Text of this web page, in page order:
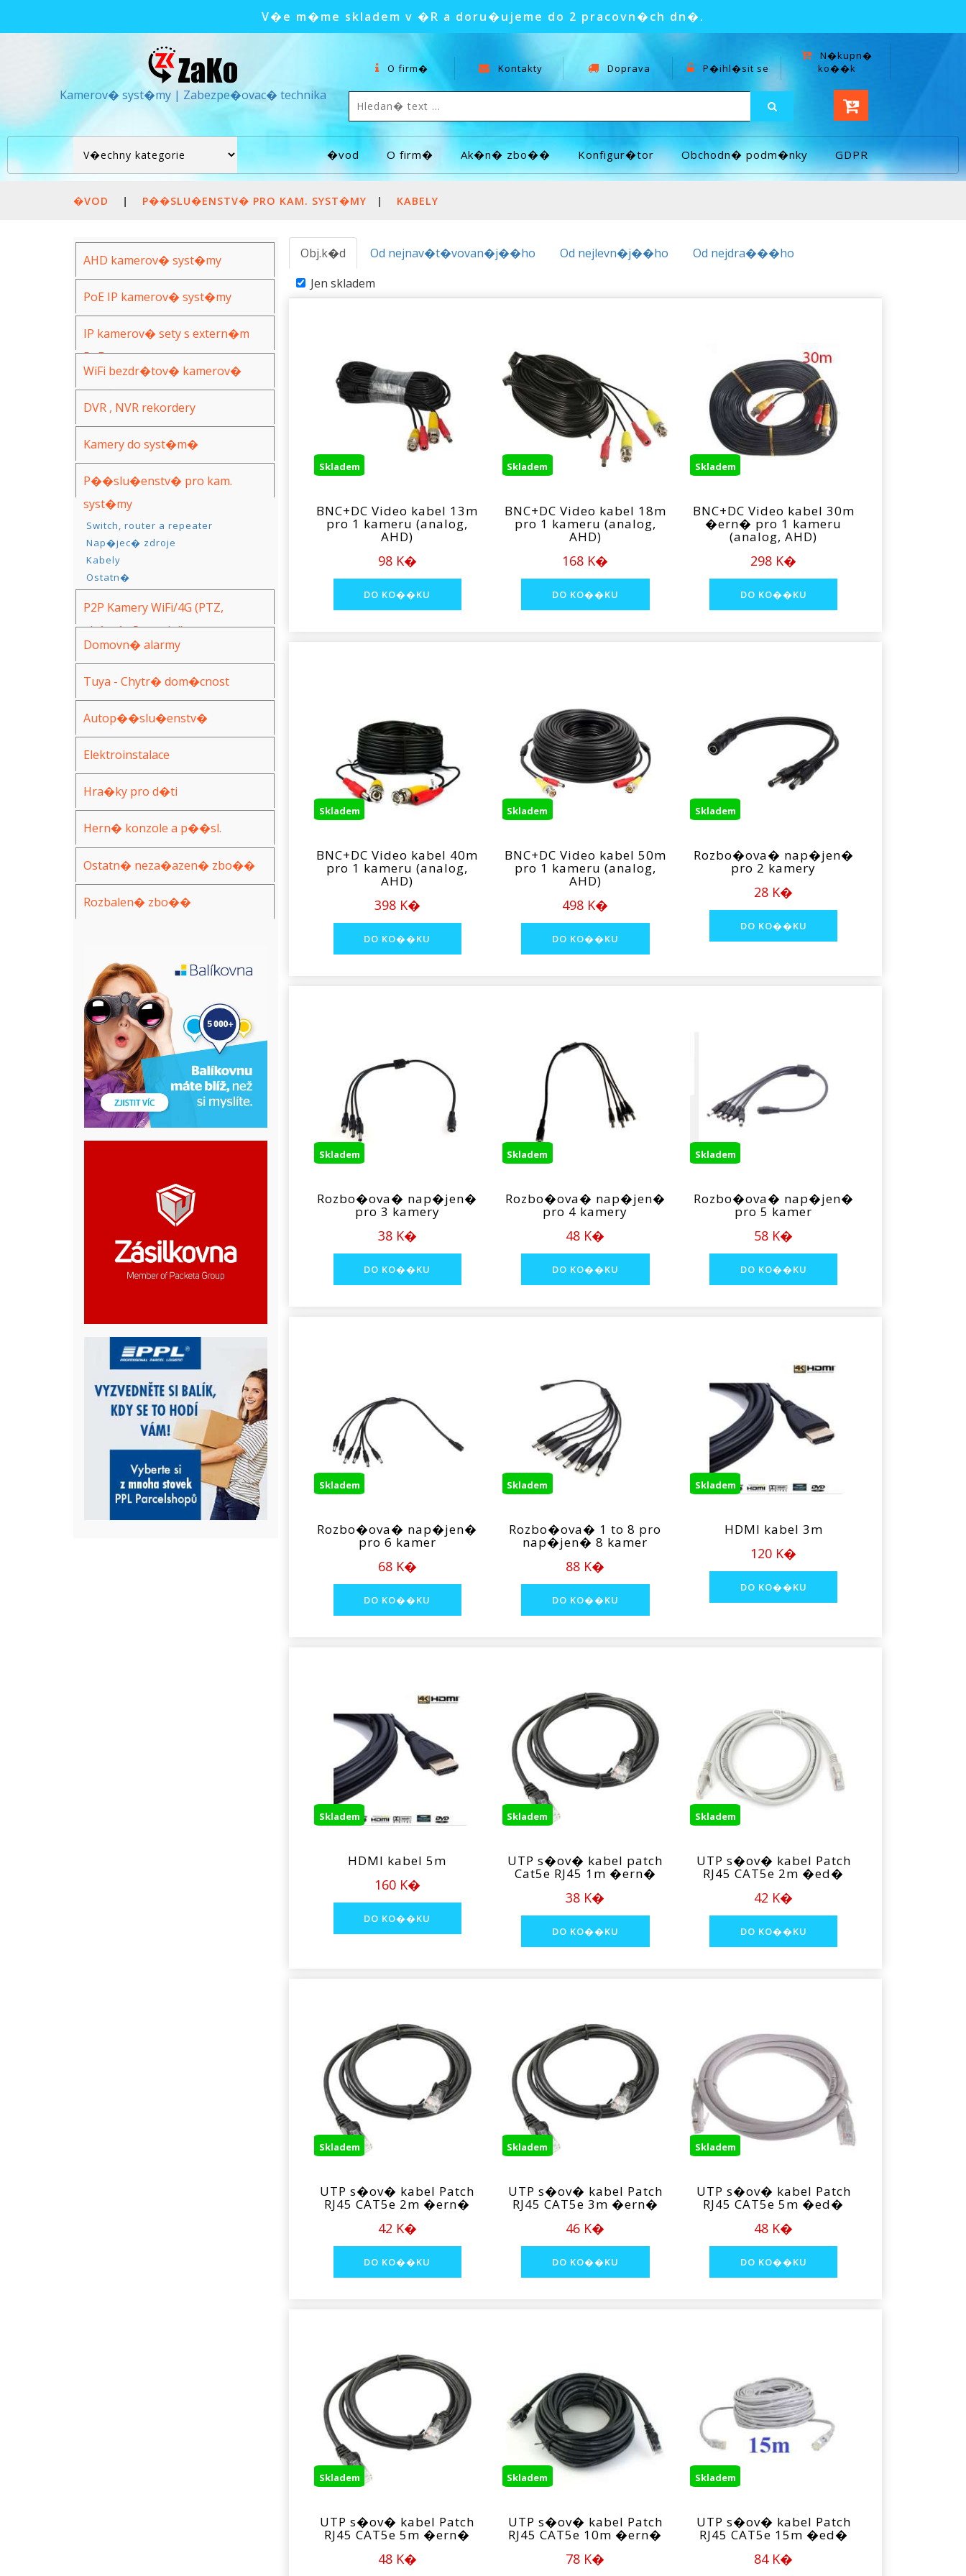
V�e m�me skladem v �R a doru�ujeme do 2 pracovn�ch dn�.
Kamerov� syst�my | Zabezpe�ovac� technika
O firm� Kontakty Doprava P�ihl�sit se
N�kupn�
ko��k
�vod O firm� Ak�n� zbo�� Konfigur�tor Obchodn� podm�nky GDPR
�VOD | P��SLU�ENSTV� PRO KAM. SYST�MY | KABELY
AHD kamerov� syst�my
PoE IP kamerov� syst�my
IP kamerov� sety s extern�m
PoE
WiFi bezdr�tov� kamerov�
syst�my
DVR , NVR rekordery
Kamery do syst�m�
(AHD,IP,WiFi)
P��slu�enstv� pro kam.
syst�my
Pevn� disky a ulo�i�t�
Switch, router a repeater
Nap�jec� zdroje
Kabely
Ostatn�
P2P Kamery WiFi/4G (PTZ,
ak�n�, Spy, mini)
Domovn� alarmy
Tuya - Chytr� dom�cnost
Autop��slu�enstv�
Elektroinstalace
Hra�ky pro d�ti
Hern� konzole a p��sl.
Ostatn� neza�azen� zbo��
Rozbalen� zbo��
Obj.k�d Od nejnav�t�vovan�j��ho Od nejlevn�j��ho
Od nejdra���ho
Jen skladem
Skladem
BNC+DC Video kabel 13m
pro 1 kameru (analog,
AHD)
98 K�
Skladem
BNC+DC Video kabel 18m
pro 1 kameru (analog,
AHD)
168 K�
Skladem
BNC+DC Video kabel 30m
�ern� pro 1 kameru
(analog, AHD)
298 K�
Skladem
BNC+DC Video kabel 40m
pro 1 kameru (analog,
AHD)
398 K�
Skladem
BNC+DC Video kabel 50m
pro 1 kameru (analog,
AHD)
498 K�
Skladem
Rozbo�ova� nap�jen�
pro 2 kamery
28 K�
Skladem
Rozbo�ova� nap�jen�
pro 3 kamery
38 K�
Skladem
Rozbo�ova� nap�jen�
pro 4 kamery
48 K�
Skladem
Rozbo�ova� nap�jen�
pro 5 kamer
58 K�
Skladem
Rozbo�ova� nap�jen�
pro 6 kamer
68 K�
Skladem
Rozbo�ova� 1 to 8 pro
nap�jen� 8 kamer
88 K�
Skladem
HDMI kabel 3m
120 K�
Skladem
HDMI kabel 5m
160 K�
Skladem
UTP s�ov� kabel patch
Cat5e RJ45 1m �ern�
38 K�
Skladem
UTP s�ov� kabel Patch
RJ45 CAT5e 2m �ed�
42 K�
Skladem
UTP s�ov� kabel Patch
RJ45 CAT5e 2m �ern�
42 K�
Skladem
UTP s�ov� kabel Patch
RJ45 CAT5e 3m �ern�
46 K�
Skladem
UTP s�ov� kabel Patch
RJ45 CAT5e 5m �ed�
48 K�
Skladem
UTP s�ov� kabel Patch
RJ45 CAT5e 5m �ern�
48 K�
Skladem
UTP s�ov� kabel Patch
RJ45 CAT5e 10m �ern�
78 K�
Skladem
UTP s�ov� kabel Patch
RJ45 CAT5e 15m �ed�
84 K�